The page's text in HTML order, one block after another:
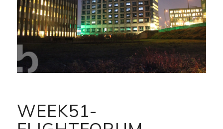
WEEK51-